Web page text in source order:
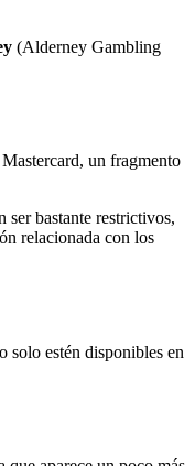
(Alderney Gambling
un fragmento
ser bastante restrictivos,
relacionada con los
solo estén disponibles en